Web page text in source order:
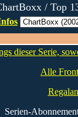
/ Top
dieser Serie,
Alle
Serien-